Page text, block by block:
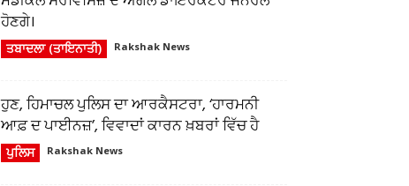
ਹੋਣਗੇ।
ਤਬਾਦਲਾ (ਤਾਇਨਾਤੀ) Rakshak News
ਹੁਣ, ਹਿਮਾਚਲ ਪੁਲਿਸ ਦਾ ਆਰਕੈਸਟਰਾ, ‘ਹਾਰਮਨੀ
ਆਫ਼ ਦ ਪਾਈਨਜ਼’, ਵਿਵਾਦਾਂ ਕਾਰਨ ਖ਼ਬਰਾਂ ਵਿੱਚ ਹੈ
ਪੁਲਿਸ Rakshak News